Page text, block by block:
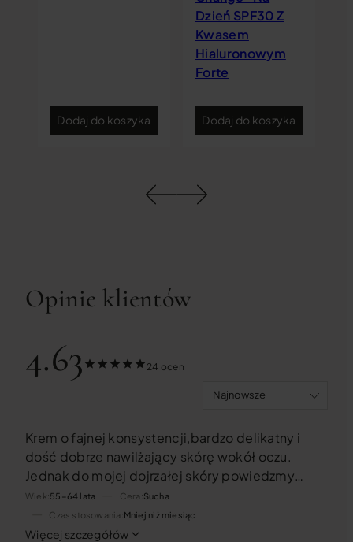
Dodaj do koszyka
Dzień SPF30 Z
Kwasem
Hialuronowym
Forte
Dodaj do koszyka
Opinie klientów
4.63 24 ocen
Krem o fajnej konsystencji,bardzo delikatny i
dość dobrze nawilżający skórę wokół oczu.
Jednak do mojej dojrzałej skóry powiedzmy
trochę za słaby,ale i tak z przyjemnością go
stosuję naprzemiennie z innym bardziej
odżywczym.Polecam
Wiek 55–64 lata Cera Sucha
Czas stosowania Mniej niż miesiąc
Więcej szczegółów